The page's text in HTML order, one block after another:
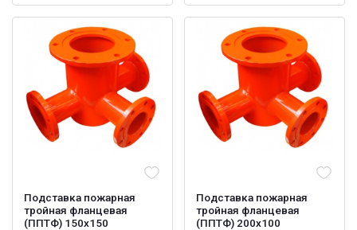
Подставка пожарная
тройная фланцевая
(ППТФ) 150х150
Подставка пожарная
тройная фланцевая
(ППТФ) 200х100